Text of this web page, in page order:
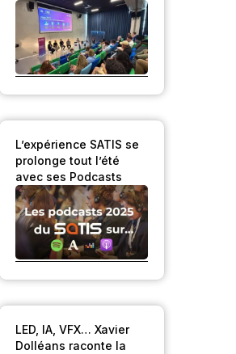
L’expérience SATIS se
prolonge tout l’été
avec ses Podcasts
LED, IA, VFX… Xavier
Dolléans raconte la